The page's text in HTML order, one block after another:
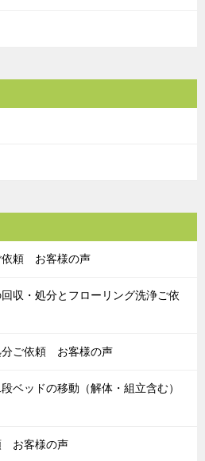
依頼 お客様の声
収・処分とフローリング洗浄ご依
分ご依頼 お客様の声
ベッドの移動（解体・組立含む）
お客様の声